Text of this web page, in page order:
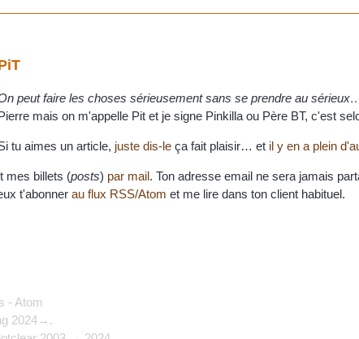
peut faire les choses sérieusement sans se prendre au
mais on m'appelle Pit et je signe Pinkilla ou Père BT, c'est
tu aimes un article, juste dis-le ça fait plaisir… et il y en a plein
mes billets (posts) par mail. Ton adresse email ne sera jamais
t'abonner au flux RSS/Atom et me lire dans ton client habituel.
- Atom
2024→.